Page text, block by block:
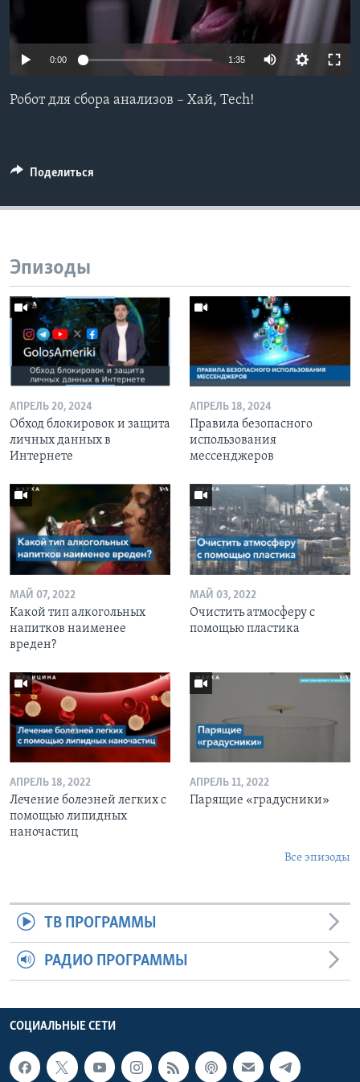
0:00 1:35
Робот для сбора анализов – Хай, Tech!
Поделиться
Эпизоды
АПРЕЛЬ 20, 2024
Обход блокировок и защита
личных данных в
Интернете
АПРЕЛЬ 18, 2024
Правила безопасного
использования
мессенджеров
МАЙ 07, 2022
Какой тип алкогольных
напитков наименее
вреден?
МАЙ 03, 2022
Очистить атмосферу с
помощью пластика
АПРЕЛЬ 18, 2022
Лечение болезней легких с
помощью липидных
наночастиц
АПРЕЛЬ 11, 2022
Парящие «градусники»
Все эпизоды
ТВ ПРОГРАММЫ
РАДИО ПРОГРАММЫ
СОЦИАЛЬНЫЕ СЕТИ